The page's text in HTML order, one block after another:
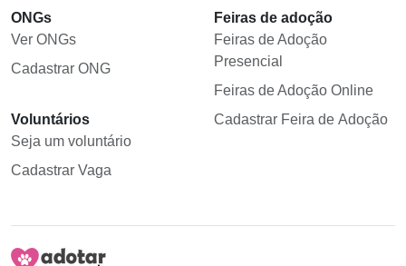
ONGs
Ver ONGs
Cadastrar ONG
Voluntários
Seja um voluntário
Cadastrar Vaga
Feiras de adoção
Feiras de Adoção
Presencial
Feiras de Adoção Online
Cadastrar Feira de Adoção